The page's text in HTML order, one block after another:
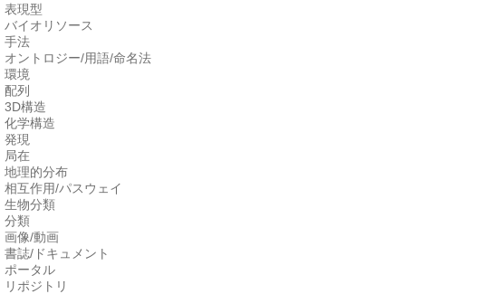
表現型
バイオリソース
手法
オントロジー/用語/命名法
環境
配列
3D構造
化学構造
発現
局在
地理的分布
相互作用/パスウェイ
生物分類
分類
画像/動画
書誌/ドキュメント
ポータル
リポジトリ